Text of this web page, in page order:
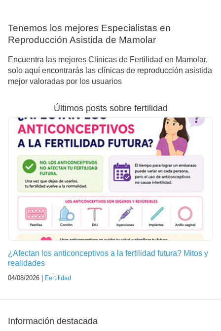
Tenemos los mejores Especialistas en
Reproducción Asistida de Mamolar
Encuentra las mejores Clínicas de Fertilidad en Mamolar,
solo aquí encontrarás las clínicas de reproducción asistida
mejor valoradas por los usuarios
Últimos posts sobre fertilidad
¿Afectan los anticonceptivos a la fertilidad futura? Mitos y
realidades
04/08/2026 | Fertilidad
Información destacada